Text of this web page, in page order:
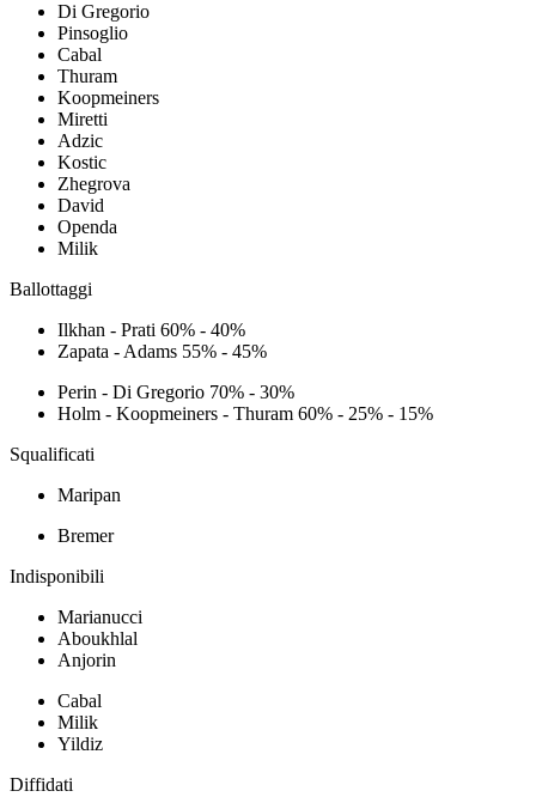
Di Gregorio
Pinsoglio
Cabal
Thuram
Koopmeiners
Miretti
Adzic
Kostic
Zhegrova
David
Openda
Milik
Ballottaggi
Ilkhan - Prati 60% - 40%
Zapata - Adams 55% - 45%
Perin - Di Gregorio 70% - 30%
Holm - Koopmeiners - Thuram 60% - 25% - 15%
Squalificati
Maripan
Bremer
Indisponibili
Marianucci
Aboukhlal
Anjorin
Cabal
Milik
Yildiz
Diffidati